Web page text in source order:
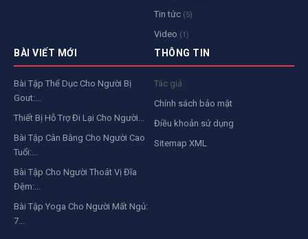
Tin tức (5)
Video (1)
BÀI VIẾT MỚI
Bài Tập Thể Dục Cho Người Bị
Gout:...
Thiết Bị Hỗ Trợ Đi Lại Cho Người...
Bài Tập Cân Bằng Cho Người Cao
Tuổi:...
Bài Tập Cho Người Thoát Vị Đĩa
Đệm:...
Bài Tập Yoga Cho Người Mất Ngủ:
7...
THÔNG TIN
Tác giả
Chính sách bảo mật
Điều khoản sử dụng
Sitemap XML